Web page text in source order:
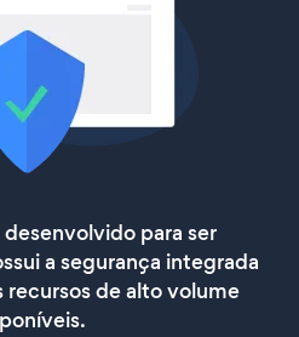
para ser
a segurança integrada
recursos de alto volume